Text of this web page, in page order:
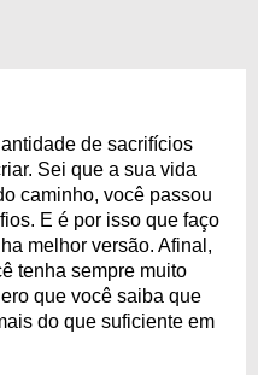
de sacrifícios
Sei que a sua vida
caminho, você passou
E é por isso que faço
melhor versão. Afinal,
tenha sempre muito
que você saiba que
do que suficiente em